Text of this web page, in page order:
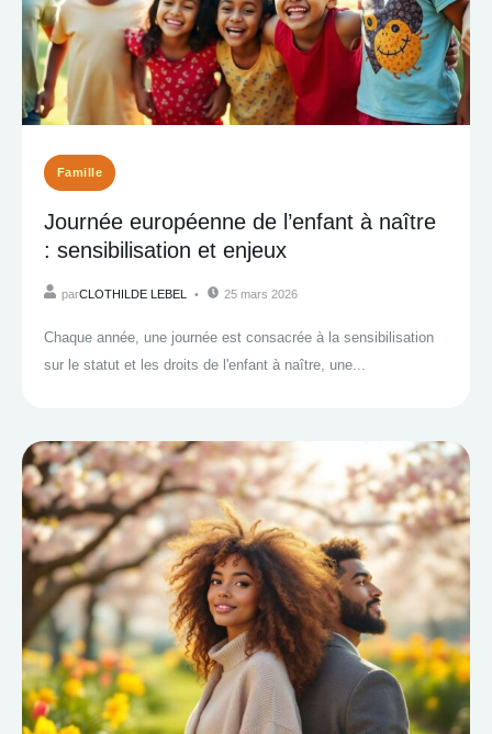
Famille
Journée européenne de l’enfant à naître
: sensibilisation et enjeux
parCLOTHILDE LEBEL 25 mars 2026
Chaque année, une journée est consacrée à la sensibilisation
sur le statut et les droits de l'enfant à naître, une...